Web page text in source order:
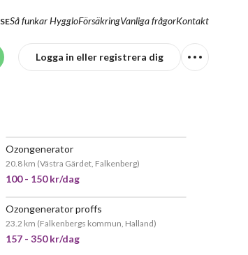
SESå funkar HyggloFörsäkringVanliga frågorKontakt
Logga in eller registrera dig
Ozongenerator
20.8 km (Västra Gärdet, Falkenberg)
100 - 150 kr/dag
Ozongenerator proffs
23.2 km (Falkenbergs kommun, Halland)
157 - 350 kr/dag